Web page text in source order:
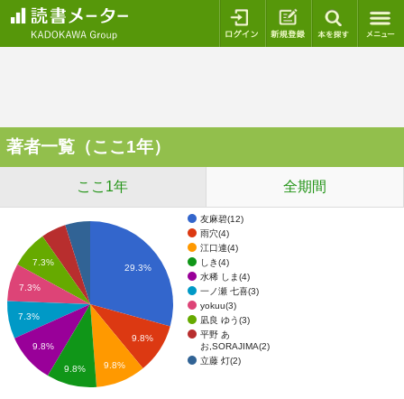
ログイン 新規登録
著者一覧（ここ1年）
ここ1年 全期間
友麻碧(12)
雨穴(4)
江口連(4)
しき(4)
水稀 しま(4)
一ノ瀬 七喜(3)
yokuu(3)
凪良 ゆう(3)
平野 あ
お,SORAJIMA(2)
立藤 灯(2)
29.3%
9.8%
9.8%
7.3%
7.3%
7.3%
9.8%
9.8%